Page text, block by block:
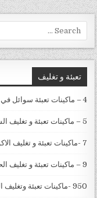
Search for:
تعبئة و تغليف
4 – ماكينات تعبئة سوائل في عبوات و اكياس
5 – ماكينات تعبئة و تغليف السوائل في اكياس اوتوماتيك
7 -ماكينات تعبئة و تغليف الاكواب
9 – ماكينات تعبئة و تغليف الحبوب و الحبيبات
950 -ماكينات تعبئة وتغليف البودر شديد النعومة